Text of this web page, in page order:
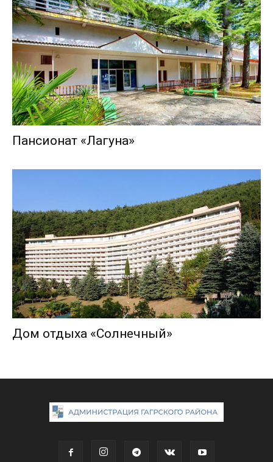
Пансионат «Лагуна»
Дом отдыха «Солнечный»